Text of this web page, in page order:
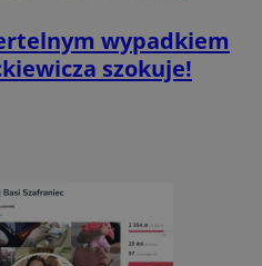
wypadkiem
szokuje!